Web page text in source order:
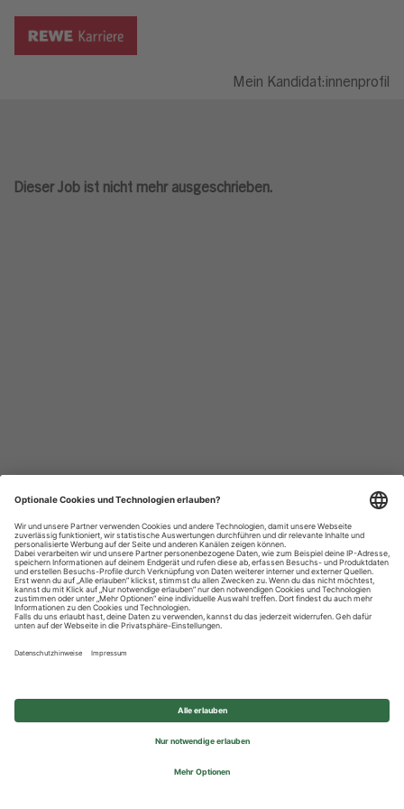
Mein Kandidat:innenprofil
Dieser Job ist nicht mehr ausgeschrieben.
Datenschutzhinweise
Impressum
Privatsphäre-Einstellungen
© 2026 REWE Group - All rights reserved